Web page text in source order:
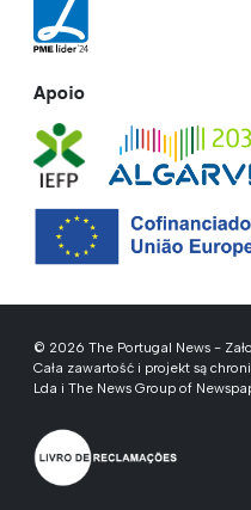
Apoio
© 2026 The Portugal News -
Cała zawartość i projekt są
Lda i The News Group of